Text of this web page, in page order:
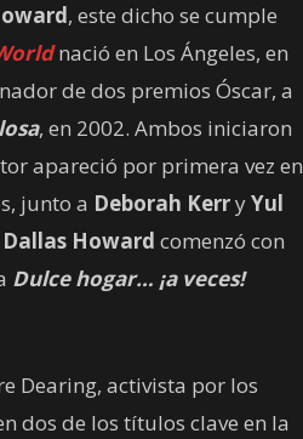
, este dicho se cumple
nació en Los Ángeles, en
de dos premios Óscar, a
, en 2002. Ambos iniciaron
apareció por primera vez en
junto a Deborah KerryYul
Dallas Howard comenzó con
Dulce hogar… ¡a veces!
Dearing, activista por los
dos de los títulos clave en la